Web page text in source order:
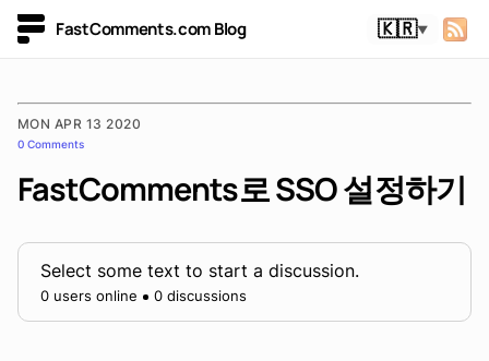
FastComments.com Blog 🇰🇷▼
MON APR 13 2020
0 Comments
FastComments로 SSO 설정하기
Select some text to start a discussion.
0 users online 0 discussions